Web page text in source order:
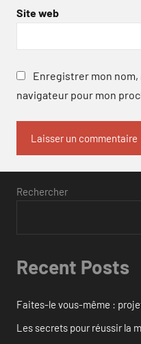
Site web
Enregistrer mon
navigateur pour mon
Rechercher
Recent Posts
Faites-le vous-même :
Les secrets pour réussir la